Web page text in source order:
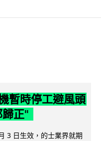
暫時停工避風頭
歸正"
3 日生效，的士業界就期